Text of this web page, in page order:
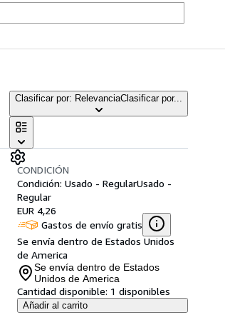
Clasificar por: RelevanciaClasificar por...
CONDICIÓN
Condición: Usado - RegularUsado -
Regular
EUR 4,26
Gastos de envío gratis
Se envía dentro de Estados Unidos
de America
Se envía dentro de Estados
Unidos de America
Cantidad disponible: 1 disponibles
Añadir al carrito